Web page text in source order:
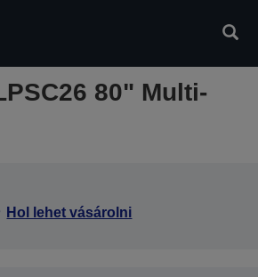
80" Multi-
Hol lehet vásárolni